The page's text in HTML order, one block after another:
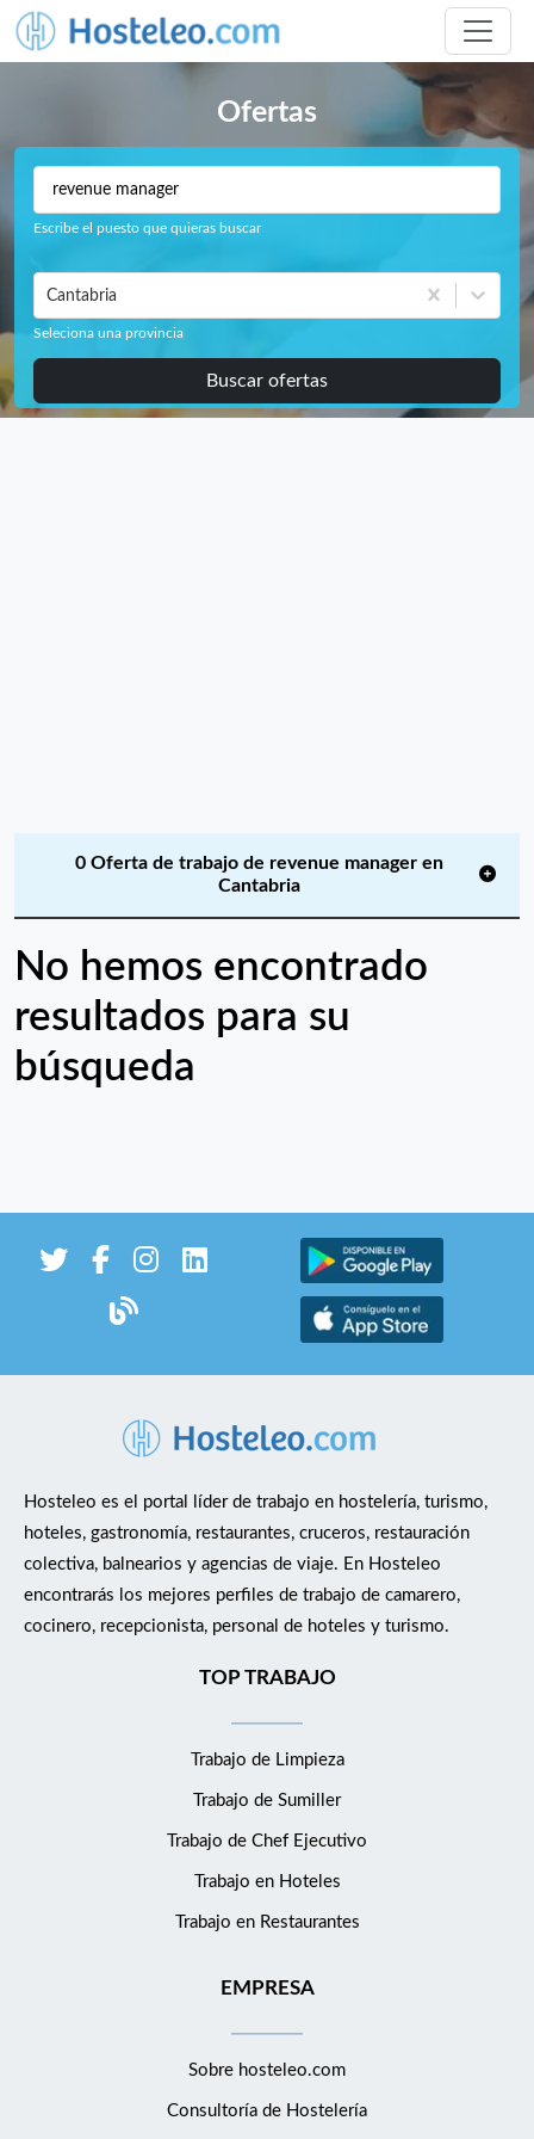
Ofertas
Escribe el puesto que quieras buscar
Cantabria
Seleciona una provincia
Buscar ofertas
0 Oferta de trabajo de revenue manager en
Cantabria
No hemos encontrado
resultados para su
búsqueda
Hosteleo es el portal líder de trabajo en hostelería, turismo,
hoteles, gastronomía, restaurantes, cruceros, restauración
colectiva, balnearios y agencias de viaje. En Hosteleo
encontrarás los mejores perfiles de trabajo de camarero,
cocinero, recepcionista, personal de hoteles y turismo.
TOP TRABAJO
Trabajo de Limpieza
Trabajo de Sumiller
Trabajo de Chef Ejecutivo
Trabajo en Hoteles
Trabajo en Restaurantes
EMPRESA
Sobre hosteleo.com
Consultoría de Hostelería